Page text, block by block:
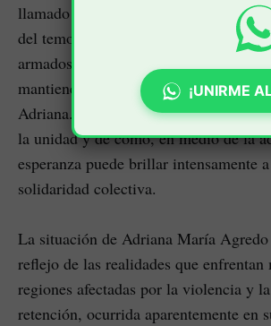
llamado a la dignidad y al respeto por
del temor que sienten debido a la
armados en la región, la comunidad
mantiene firme en su demanda por la
Adriana. La jornada fue un
la unidad y de cómo, en medio de la
esperanza puede brillar intensamente
solidaridad colectiva.
La situación de Adriana María
reflejo de las realidades que enfrentan
regiones afectadas por la violencia y
retención, ocurrida aparentemente en
¡UNIRME